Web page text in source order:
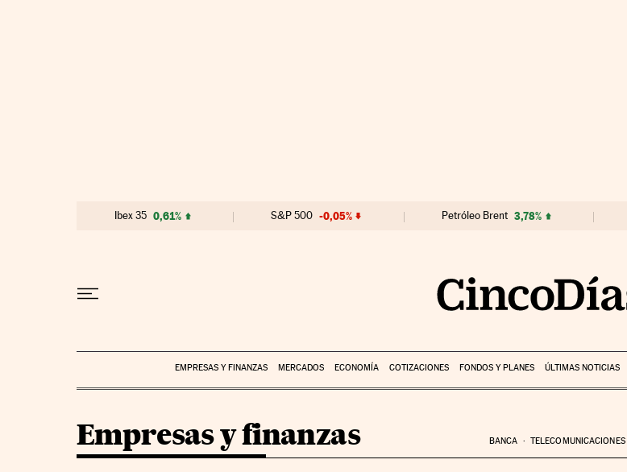
Ibex 35 0,61% S&P 500 -0,05% Petróleo Brent 3,78%
EMPRESAS Y FINANZAS MERCADOS ECONOMÍA COTIZACIONES FONDOS Y PLANES ÚLTIMAS NOTICIAS
Empresas y finanzas BANCA TELECOMUNICACIONES